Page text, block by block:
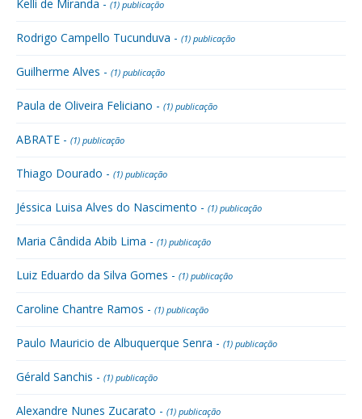
Kelli de Miranda - (1) publicação
Rodrigo Campello Tucunduva - (1) publicação
Guilherme Alves - (1) publicação
Paula de Oliveira Feliciano - (1) publicação
ABRATE - (1) publicação
Thiago Dourado - (1) publicação
Jéssica Luisa Alves do Nascimento - (1) publicação
Maria Cândida Abib Lima - (1) publicação
Luiz Eduardo da Silva Gomes - (1) publicação
Caroline Chantre Ramos - (1) publicação
Paulo Mauricio de Albuquerque Senra - (1) publicação
Gérald Sanchis - (1) publicação
Alexandre Nunes Zucarato - (1) publicação